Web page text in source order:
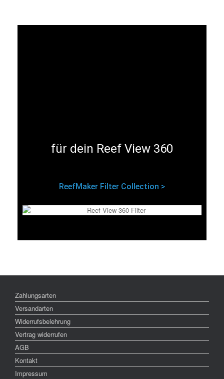
für dein Reef View 360
ReefMaker Filter Collection >
Zahlungsarten
Versandarten
Widerrufsbelehrung
Vertrag widerrufen
AGB
Kontakt
Impressum